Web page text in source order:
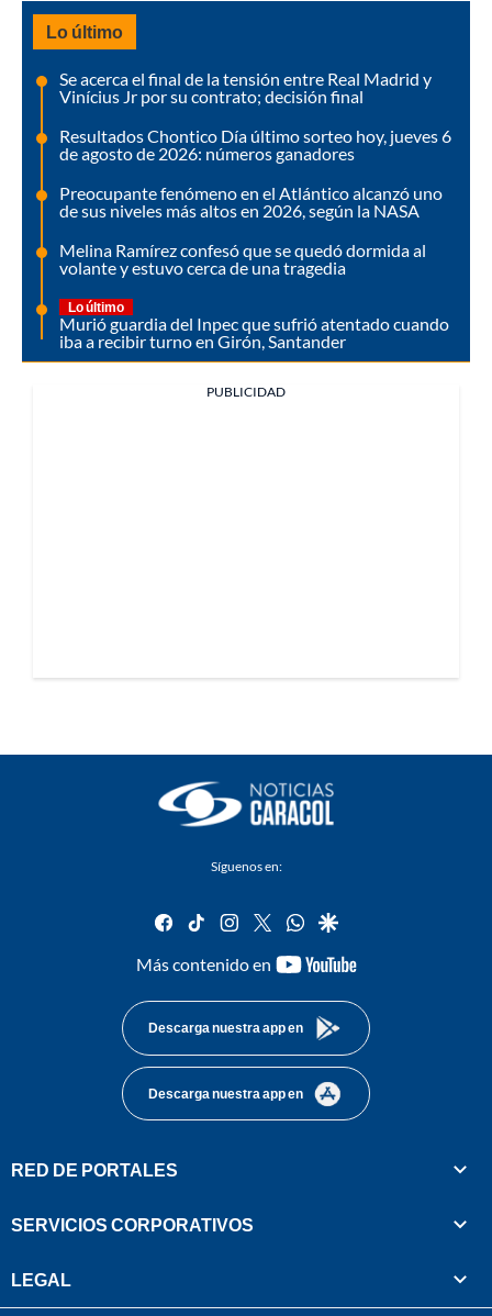
Lo último
Se acerca el final de la tensión entre Real Madrid y
Vinícius Jr por su contrato; decisión final
Resultados Chontico Día último sorteo hoy, jueves 6
de agosto de 2026: números ganadores
Preocupante fenómeno en el Atlántico alcanzó uno
de sus niveles más altos en 2026, según la NASA
Melina Ramírez confesó que se quedó dormida al
volante y estuvo cerca de una tragedia
Lo último
Murió guardia del Inpec que sufrió atentado cuando
iba a recibir turno en Girón, Santander
PUBLICIDAD
Síguenos en:
facebook
tiktok instagram
twitterwhatsapp
google
Más contenido en
youtube-
Descarga nuestra app en
Descarga nuestra app en
RED DE PORTALES
SERVICIOS CORPORATIVOS
LEGAL